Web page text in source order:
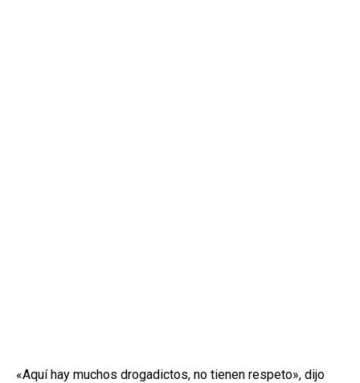
«Aquí hay muchos drogadictos, no tienen respeto», dijo